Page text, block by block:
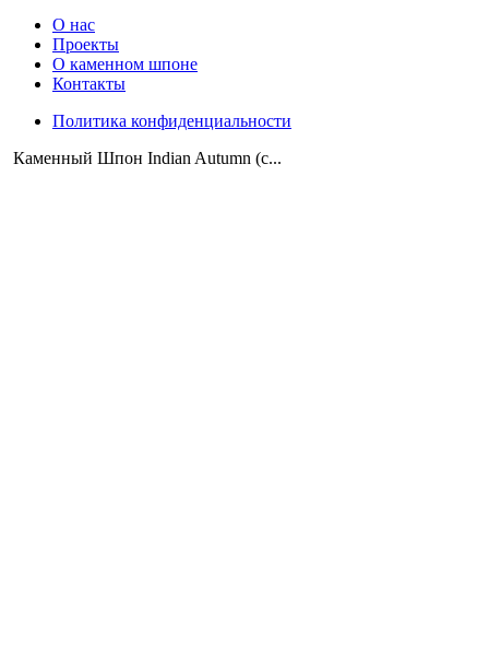
О нас
Проекты
О каменном шпоне
Контакты
Политика конфиденциальности
Instagram
Whatsapp
Telegram
Каменный Шпон Indian Autumn (с...